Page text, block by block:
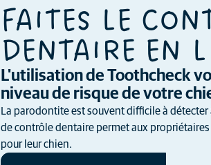
FAITES LE
DENTAIRE EN
L'utilisation de Toothcheck
niveau de risque de votre
La parodontite est souvent difficile à
de contrôle dentaire permet aux
pour leur chien.